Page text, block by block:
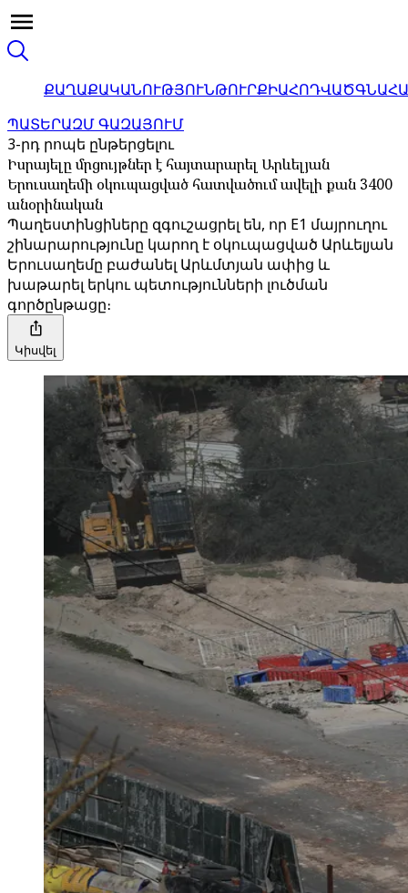
ՔԱՂԱՔԱԿԱՆՈՒԹՅՈՒՆԹՈՒՐՔԻԱՀՈԴՎԱԾ
ՊԱՏԵՐԱԶՄ ԳԱԶԱՅՈՒՄ
3-րդ րոպե ընթերցելու
Իսրայելը մրցույթներ է հայտարարել Արևելյան
Երուսաղեմի օկուպացված հատվածում ավելի քան 3400
անօրինական
Պաղեստինցիները զգուշացրել են, որ E1 մայրուղու
շինարարությունը կարող է օկուպացված Արևելյան
Երուսաղեմը բաժանել Արևմտյան ափից և
խաթարել երկու պետությունների լուծման
գործընթացը։
Կիսվել